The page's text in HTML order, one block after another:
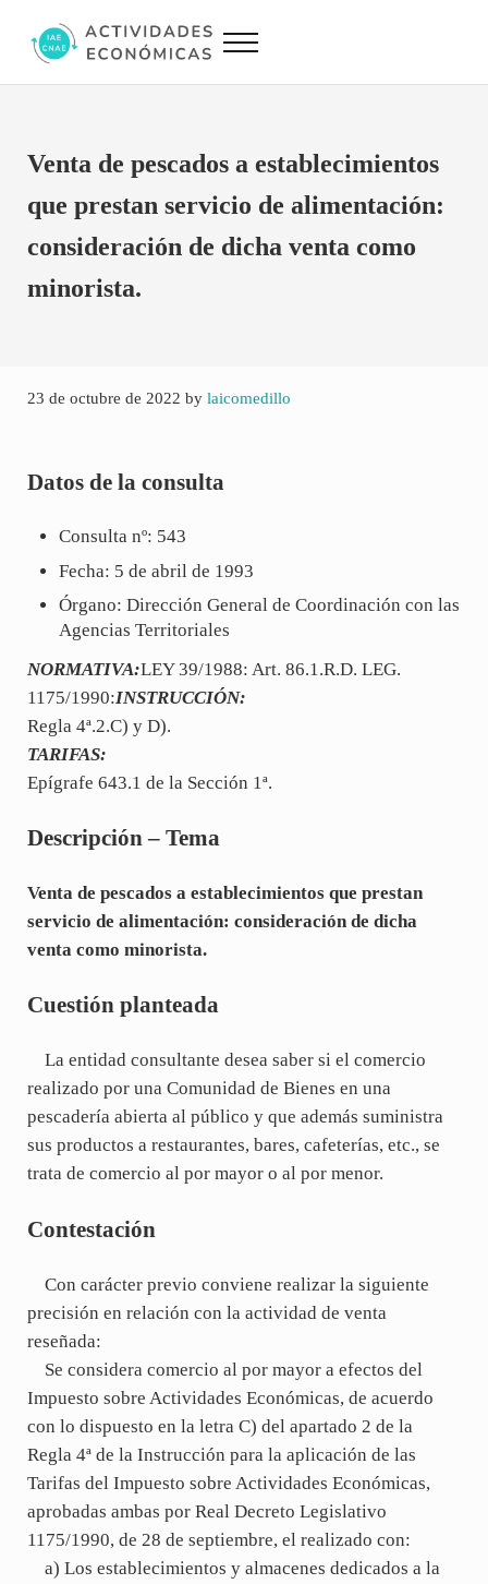
Actividades Económicas IAE CNAE
Menu
Venta de pescados a establecimientos
que prestan servicio de alimentación:
consideración de dicha venta como
minorista.
23 de octubre de 2022 by laicomedillo
Datos de la consulta
Consulta nº: 543
Fecha: 5 de abril de 1993
Órgano: Dirección General de Coordinación con las
Agencias Territoriales
NORMATIVA:LEY 39/1988: Art. 86.1.R.D. LEG.
1175/1990:INSTRUCCIÓN:
Regla 4ª.2.C) y D).
TARIFAS:
Epígrafe 643.1 de la Sección 1ª.
Descripción – Tema
Venta de pescados a establecimientos que prestan
servicio de alimentación: consideración de dicha
venta como minorista.
Cuestión planteada
La entidad consultante desea saber si el comercio
realizado por una Comunidad de Bienes en una
pescadería abierta al público y que además suministra
sus productos a restaurantes, bares, cafeterías, etc., se
trata de comercio al por mayor o al por menor.
Contestación
Con carácter previo conviene realizar la siguiente
precisión en relación con la actividad de venta
reseñada:
Se considera comercio al por mayor a efectos del
Impuesto sobre Actividades Económicas, de acuerdo
con lo dispuesto en la letra C) del apartado 2 de la
Regla 4ª de la Instrucción para la aplicación de las
Tarifas del Impuesto sobre Actividades Económicas,
aprobadas ambas por Real Decreto Legislativo
1175/1990, de 28 de septiembre, el realizado con:
a) Los establecimientos y almacenes dedicados a la